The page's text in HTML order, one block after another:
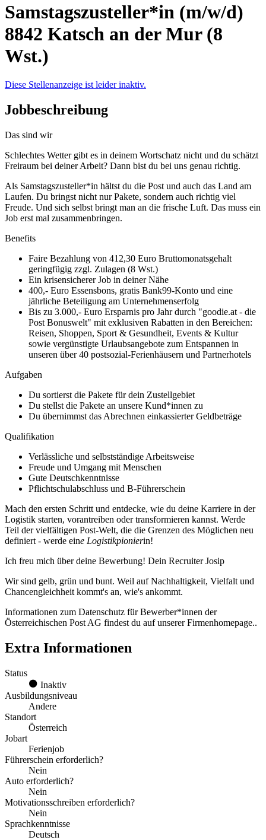
Samstagszusteller*in (m/w/d)
8842 Katsch an der Mur (8
Wst.)
Diese Stellenanzeige ist leider inaktiv.
Jobbeschreibung
Das sind wir
Schlechtes Wetter gibt es in deinem Wortschatz nicht und du schätzt
Freiraum bei deiner Arbeit? Dann bist du bei uns genau richtig.
Als Samstagszusteller*in hältst du die Post und auch das Land am
Laufen. Du bringst nicht nur Pakete, sondern auch richtig viel
Freude. Und sich selbst bringt man an die frische Luft. Das muss ein
Job erst mal zusammenbringen.
Benefits
Faire Bezahlung von 412,30 Euro Bruttomonatsgehalt
geringfügig zzgl. Zulagen (8 Wst.)
Ein krisensicherer Job in deiner Nähe
400,- Euro Essensbons, gratis Bank99-Konto und eine
jährliche Beteiligung am Unternehmenserfolg
Bis zu 3.000,- Euro Ersparnis pro Jahr durch "goodie.at - die
Post Bonuswelt" mit exklusiven Rabatten in den Bereichen:
Reisen, Shoppen, Sport & Gesundheit, Events & Kultur
sowie vergünstigte Urlaubsangebote zum Entspannen in
unseren über 40 postsozial-Ferienhäusern und Partnerhotels
Aufgaben
Du sortierst die Pakete für dein Zustellgebiet
Du stellst die Pakete an unsere Kund*innen zu
Du übernimmst das Abrechnen einkassierter Geldbeträge
Qualifikation
Verlässliche und selbstständige Arbeitsweise
Freude und Umgang mit Menschen
Gute Deutschkenntnisse
Pflichtschulabschluss und B-Führerschein
Mach den ersten Schritt und entdecke, wie du deine Karriere in der
Logistik starten, vorantreiben oder transformieren kannst. Werde
Teil der vielfältigen Post-Welt, die die Grenzen des Möglichen neu
definiert - werde eine Logistikpionierin!
Ich freu mich über deine Bewerbung! Dein Recruiter Josip
Wir sind gelb, grün und bunt. Weil auf Nachhaltigkeit, Vielfalt und
Chancengleichheit kommt's an, wie's ankommt.
Informationen zum Datenschutz für Bewerber*innen der
Österreichischen Post AG findest du auf unserer Firmenhomepage..
Extra Informationen
Status
Inaktiv
Ausbildungsniveau
Andere
Standort
Österreich
Jobart
Ferienjob
Führerschein erforderlich?
Nein
Auto erforderlich?
Nein
Motivationsschreiben erforderlich?
Nein
Sprachkenntnisse
Deutsch